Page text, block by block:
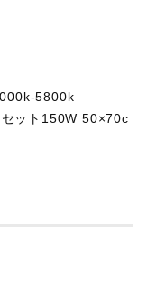
ートは実
5800k
ット150W 50×70c